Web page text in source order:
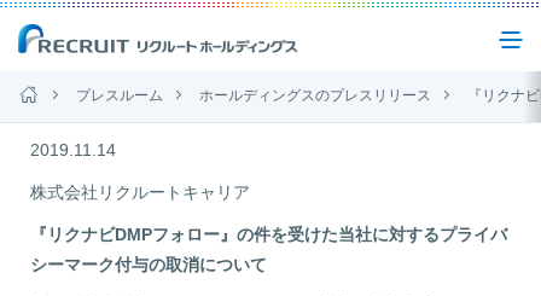
企業情報
事業紹介
プレスルーム ホールディングスのプレスリリース 『リクナビDMPフォロー』の
2019.11.14
株式会社リクルートキャリア
『リクナビDMPフォロー』の件を受けた当社に対するプライバ
シーマーク付与の取消について